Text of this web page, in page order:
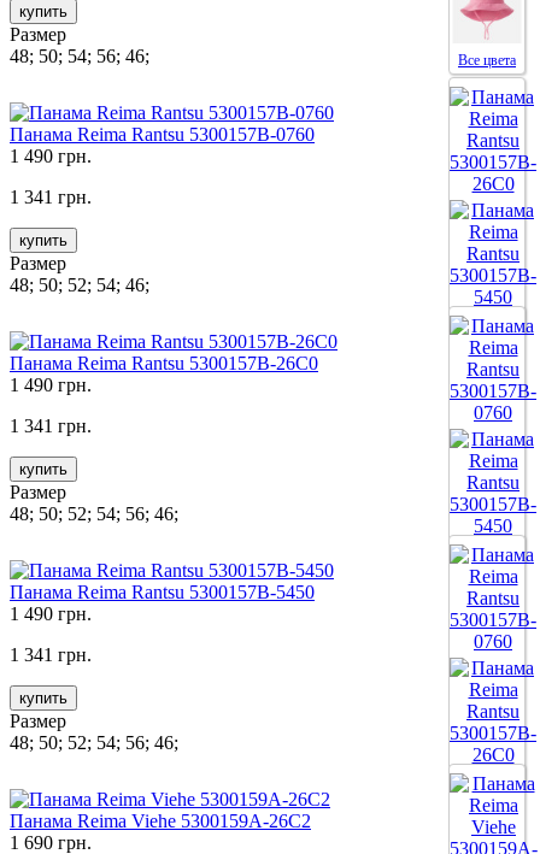
Все цвета
купить
Размер
48; 50; 54; 56; 46;
Все цвета
Панама Reima Rantsu 5300157B-0760
1 490 грн.
1 341 грн.
купить
Размер
48; 50; 52; 54; 46;
Все цвета
Панама Reima Rantsu 5300157B-26C0
1 490 грн.
1 341 грн.
купить
Размер
48; 50; 52; 54; 56; 46;
Все цвета
Панама Reima Rantsu 5300157B-5450
1 490 грн.
1 341 грн.
купить
Размер
48; 50; 52; 54; 56; 46;
Панама Reima Viehe 5300159A-26C2
1 690 грн.